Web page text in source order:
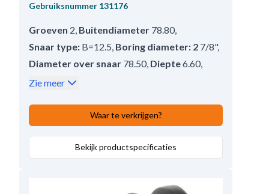
Gebruiksnummer 131176
Groeven 2, Buitendiameter 78.80,
Snaar type: B=12.5, Boring diameter: 2 7/8",
Diameter over snaar 78.50, Diepte6.60,
Vrijloop: Zonder
Boring diameter:22.23,
OpmerkingenBore dia.: 7/8",
Zie meer
Waar te verkrijgen?
Bekijk productspecificaties